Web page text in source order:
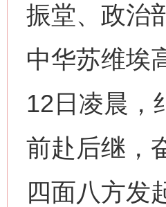
振堂、政治
中华苏维埃
12日凌晨，
前赴后继，
四面八方发